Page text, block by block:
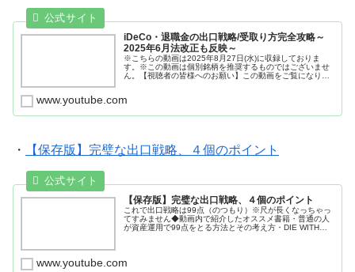
iDeCo・退職金の出口戦略/受取り方完全攻略～
2025年6月法改正も反映～
※こちらの動画は2025年8月27日(水)に収録しておりま
す。※この動画は個別銘柄を推奨するものではございませ
ん。【視聴者の皆様へのお願い】この動画をご覧になり、
www.youtube.com
・ 【保存版】完璧な出口戦略、４個のポイント
【保存版】完璧な出口戦略、４個のポイント
これで出口戦略は99点（のつもり）※尺が長くなっちゃっ
てすみません◆動画内で紹介したオススメ書籍・普通の人
が資産運用で99点をとる方法とその考え方・DIE WITH
www.youtube.com